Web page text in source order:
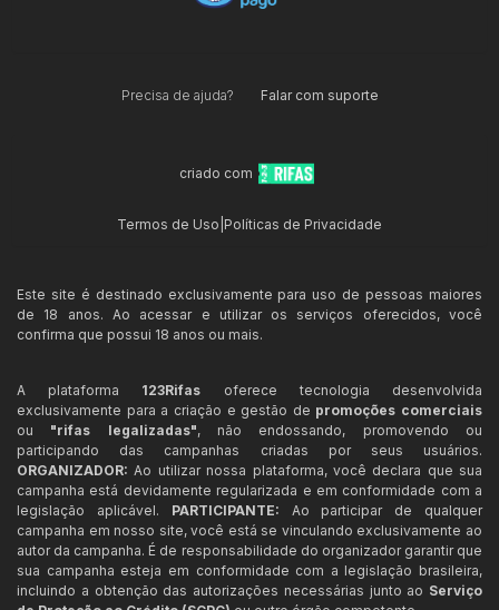
Precisa de ajuda? Falar com suporte
criado com
Termos de Uso Políticas de Privacidade
Este site é destinado exclusivamente para uso de pessoas maiores
de 18 anos. Ao acessar e utilizar os serviços oferecidos, você
confirma que possui 18 anos ou mais.
A plataforma 123Rifas oferece tecnologia desenvolvida
exclusivamente para a criação e gestão de promoções comerciais
ou "rifas legalizadas", não endossando, promovendo ou
participando das campanhas criadas por seus usuários.
ORGANIZADOR: Ao utilizar nossa plataforma, você declara que sua
campanha está devidamente regularizada e em conformidade com a
legislação aplicável. PARTICIPANTE: Ao participar de qualquer
campanha em nosso site, você está se vinculando exclusivamente ao
autor da campanha. É de responsabilidade do organizador garantir que
sua campanha esteja em conformidade com a legislação brasileira,
incluindo a obtenção das autorizações necessárias junto ao Serviço